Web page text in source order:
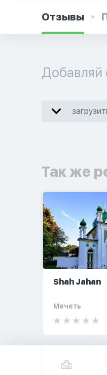
Отзывы
Добавляй
Так же
Shah Jahan
Мечеть